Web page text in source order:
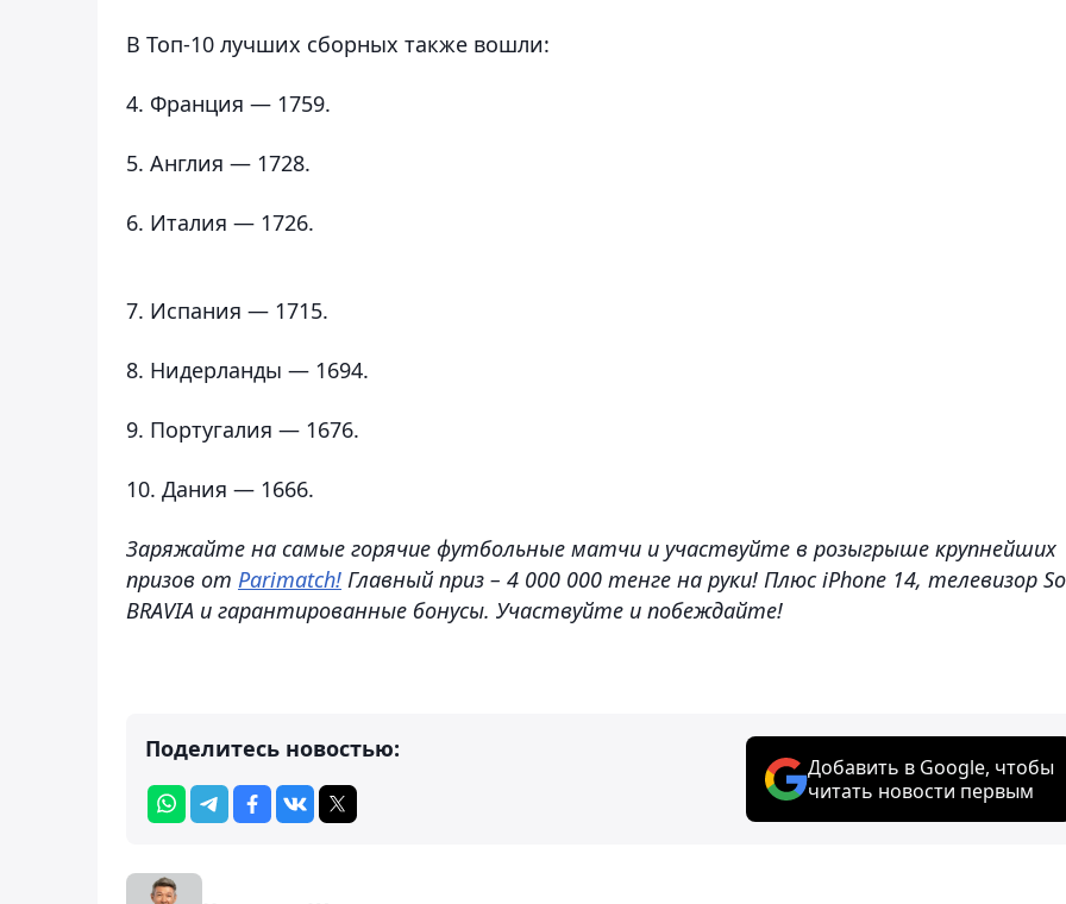
В Топ-10 лучших сборных также вошли:
4. Франция — 1759.
5. Англия — 1728.
6. Италия — 1726.
7. Испания — 1715.
8. Нидерланды — 1694.
9. Португалия — 1676.
10. Дания — 1666.
Заряжайте на самые горячие футбольные матчи и участвуйте в розыгрыше крупнейших
призов от Parimatch! Главный приз – 4 000 000 тенге на руки! Плюс iPhone 14, телевизор
BRAVIA и гарантированные бонусы. Участвуйте и побеждайте!
Поделитесь новостью:
Добавить в Google, чтобы
читать новости первым